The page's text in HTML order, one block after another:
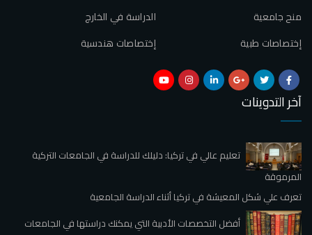
الدراسة في الخارج
منح جامعية
إختصاصات هندسية
إختصاصات طبية
آخر التدوينات
تعليم عالي في تركيا: دليلك للدراسة في الجامعات التركية
المرموقة
تعرف علي شكل المعيشة في تركيا أثناء الدراسة الجامعية
أفضل التخصصات الأدبية التي يمكنك دراستها في الجامعات